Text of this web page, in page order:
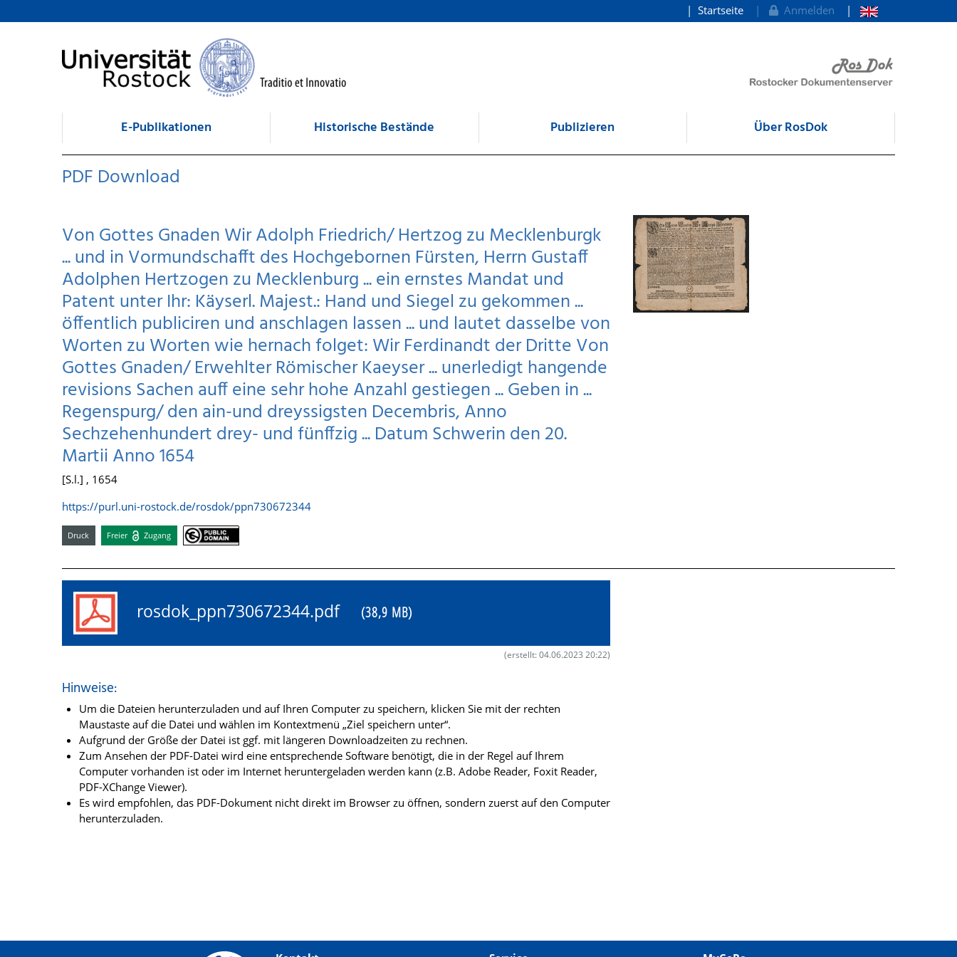
zum Inhalt
Startseite Anmelden
E-Publikationen Historische Bestände Publizieren Über RosDok
PDF Download
Von Gottes Gnaden Wir Adolph Friedrich/ Hertzog zu Mecklenburgk
... und in Vormundschafft des Hochgebornen Fürsten, Herrn Gustaff
Adolphen Hertzogen zu Mecklenburg ... ein ernstes Mandat und
Patent unter Ihr: Käyserl. Majest.: Hand und Siegel zu gekommen ...
öffentlich publiciren und anschlagen lassen ... und lautet dasselbe von
Worten zu Worten wie hernach folget: Wir Ferdinandt der Dritte Von
Gottes Gnaden/ Erwehlter Römischer Kaeyser ... unerledigt hangende
revisions Sachen auff eine sehr hohe Anzahl gestiegen ... Geben in ...
Regenspurg/ den ain-und dreyssigsten Decembris, Anno
Sechzehenhundert drey- und fünffzig ... Datum Schwerin den 20.
Martii Anno 1654
[S.l.] , 1654
https://purl.uni-rostock.de/rosdok/ppn730672344
Druck Freier Zugang
rosdok_ppn730672344.pdf (38,9 MB)
(erstellt: 04.06.2023 20:22)
Hinweise:
Um die Dateien herunterzuladen und auf Ihren Computer zu speichern, klicken Sie mit der rechten
Maustaste auf die Datei und wählen im Kontextmenü „Ziel speichern unter“.
Aufgrund der Größe der Datei ist ggf. mit längeren Downloadzeiten zu rechnen.
Zum Ansehen der PDF-Datei wird eine entsprechende Software benötigt, die in der Regel auf Ihrem
Computer vorhanden ist oder im Internet heruntergeladen werden kann (z.B. Adobe Reader, Foxit Reader,
PDF-XChange Viewer).
Es wird empfohlen, das PDF-Dokument nicht direkt im Browser zu öffnen, sondern zuerst auf den Computer
herunterzuladen.